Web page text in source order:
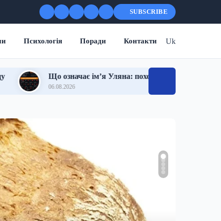
SUBSCRIBE
Психологія Поради Контакти Uk
ім’я Уляна: походження, характер, доля та сучасне